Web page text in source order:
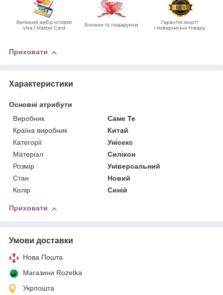
Приховати
Характеристики
Основні атрибути
Виробник
Саме Те
Країна виробник
Китай
Категорії
Унісекс
Матеріал
Силікон
Розмір
Універсальний
Стан
Новий
Колір
Синій
Приховати
Умови доставки
Нова Пошта
Магазини Rozetka
Укрпошта